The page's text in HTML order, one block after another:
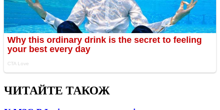
ЧИТАЙТЕ ТАКОЖ